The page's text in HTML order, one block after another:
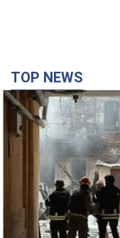
атаку на Одессу:
города, есть
Для террора враг
35 хвилин тому
Депутаты
элитных